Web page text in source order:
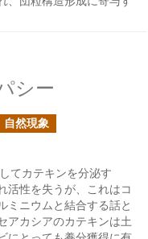
シー
自然現象
てカテキンを分泌す
活性を失うが、これはコ
ミニウムと結合する話と
アカシアのカテキンは土